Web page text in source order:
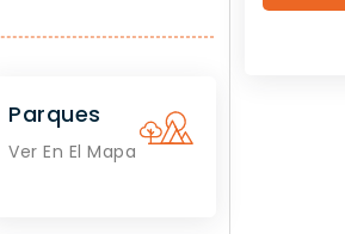
Parques
Ver En El Mapa